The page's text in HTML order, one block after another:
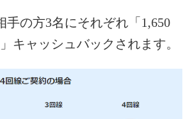
手の方3名にそれぞれ「1,650
キャッシュバックされます。